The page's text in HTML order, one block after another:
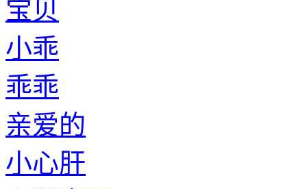
宝贝
小乖
乖乖
亲爱的
小心肝